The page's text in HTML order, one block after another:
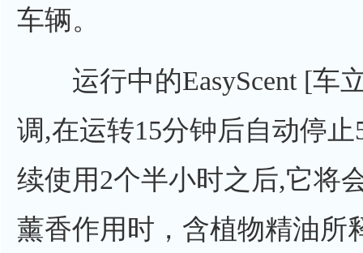
车辆。
运行中的EasyScent [车
调,在运转15分钟后自动停
续使用2个半小时之后,它将
薰香作用时，含植物精油所